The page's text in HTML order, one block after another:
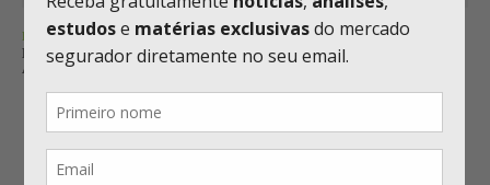
BALANÇO
BRADSAÚDE ATRIBUI CRESCIMENTO AO GANHO DE MERCADO E
APOSTA EM PMES PARA AMPLIAR CARTEIRA